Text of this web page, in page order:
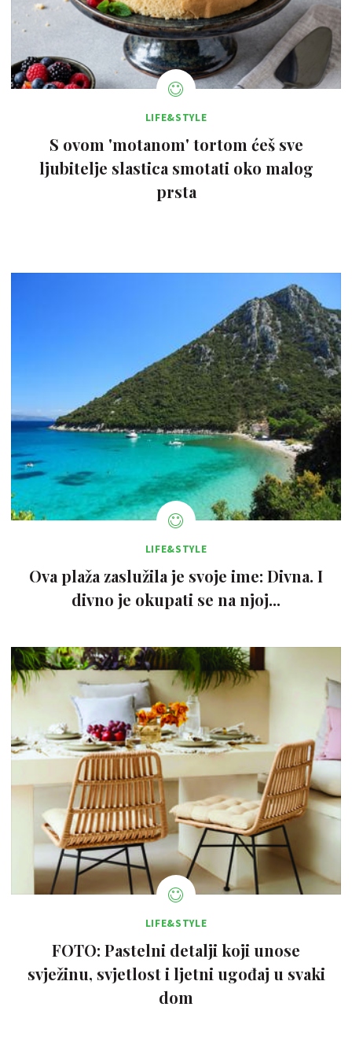
LIFE&STYLE
S ovom 'motanom' tortom ćeš sve
ljubitelje slastica smotati oko malog
prsta
LIFE&STYLE
Ova plaža zaslužila je svoje ime: Divna. I
divno je okupati se na njoj...
LIFE&STYLE
FOTO: Pastelni detalji koji unose
svježinu, svjetlost i ljetni ugođaj u svaki
dom